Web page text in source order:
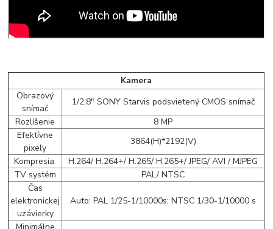
Kamera
Obrazový
snímač
1/2,8" SONY Starvis podsvietený CMOS snímač
Rozlíšenie
8 MP
Efektívne
pixely
3864(H)*2192(V)
Kompresia
H.264/ H.264+/ H.265/ H.265+/ JPEG/ AVI / MJPEG
TV systém
PAL/ NTSC
Čas
elektronickej
uzávierky
Auto: PAL 1/25-1/10000s; NTSC 1/30-1/10000 s